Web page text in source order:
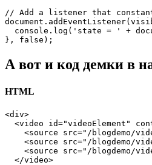
// Add a listener that
console.log('state = ' +
А вот и код демки в
HTML
<div>
<video id="videoElement"
<source src="/blogdemo/
<source src="/blogdemo/
<source src="/blogdemo/
  </video>